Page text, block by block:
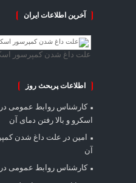
آخرین اطلاعات ایران
علت داغ شدن کمپرسور
اطلاعات پربحث روز
کارشناس روابط عمومی در
اسکرو و بالا رفتن دمای آن
امین در علت داغ شدن
آن
کارشناس روابط عمومی در